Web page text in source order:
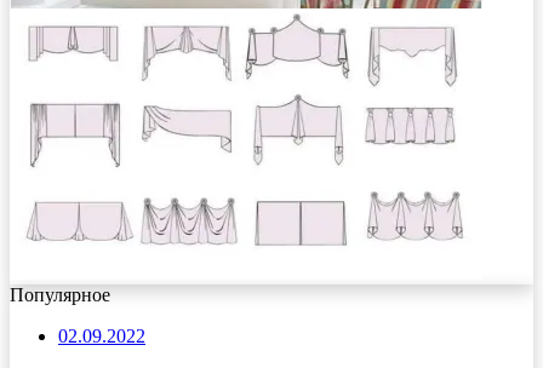
Популярное
02.09.2022